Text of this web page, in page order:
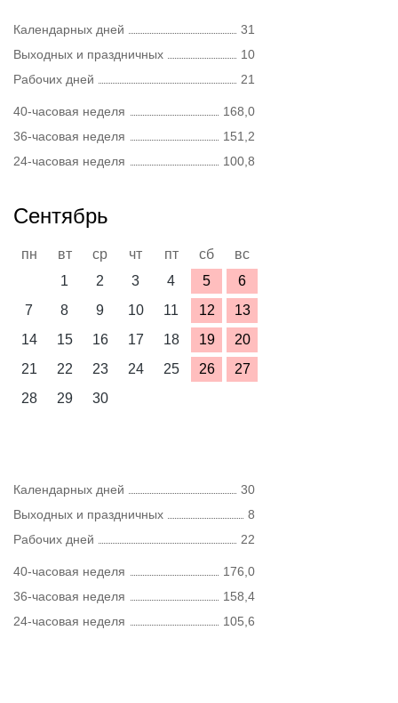
Календарных дней
31
Выходных и праздничных
10
Рабочих дней
21
40-часовая неделя
168,0
36-часовая неделя
151,2
24-часовая неделя
100,8
Сентябрь
пн вт ср чт пт сб
вс
1
2 3 4 5
6
7
8 9 10 11 12
13
14
15 16 17 18 19
20
21
22 23 24 25 26
27
28
29 30
Календарных дней
30
Выходных и праздничных
8
Рабочих дней
22
40-часовая неделя
176,0
36-часовая неделя
158,4
24-часовая неделя
105,6